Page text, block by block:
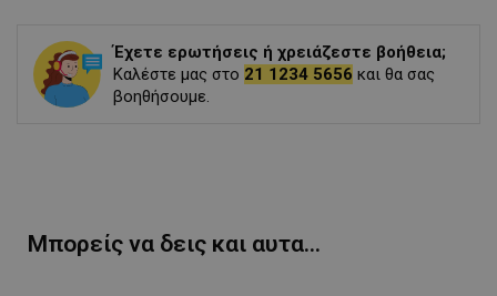
Έχετε ερωτήσεις ή χρειάζεστε βοήθεια;
Καλέστε μας στο 21 1234 5656 και θα σας
βοηθήσουμε.
Μπορείς να δεις και αυτα...